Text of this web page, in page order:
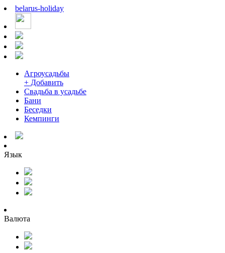
belarus-holiday
Агроусадьбы
+ Добавить
Свадьба в усадьбе
Бани
Беседки
Кемпинги
Язык
Валюта